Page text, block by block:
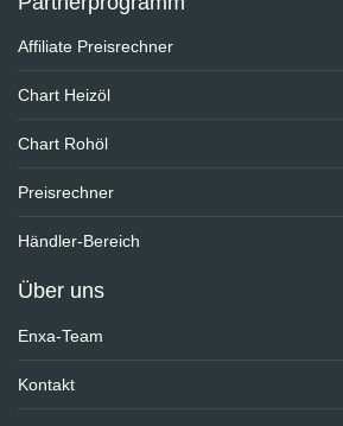
Affiliate Preisrechner
Chart Heizöl
Chart Rohöl
Preisrechner
Händler-Bereich
Über uns
Enxa-Team
Kontakt